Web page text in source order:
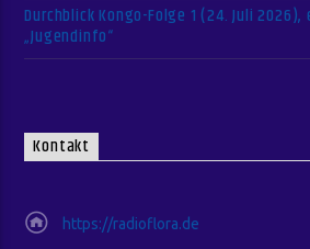
Durchblick Kongo-Folge 1 (24. Juli
„Jugendinfo“
Kontakt
https://radioflora.de